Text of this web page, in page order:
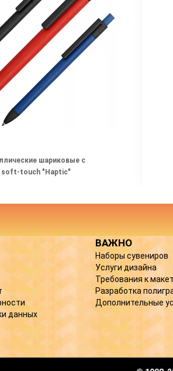
шариковые с
soft-touch "Haptic"
данных
ВАЖНО
Наборы сувениров
Услуги дизайна
Требования к
Разработка
Дополнительные